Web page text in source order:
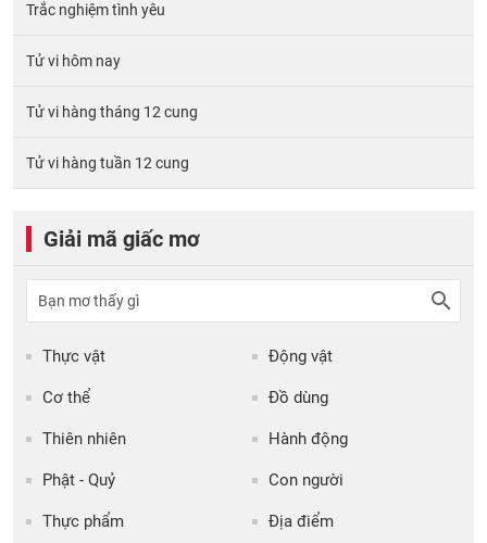
Trắc nghiệm tình yêu
Tử vi hôm nay
Tử vi hàng tháng 12 cung
Tử vi hàng tuần 12 cung
Giải mã giấc mơ
Thực vật Động vật
Cơ thể Đồ dùng
Thiên nhiên Hành động
Phật - Quỷ Con người
Thực phẩm Địa điểm